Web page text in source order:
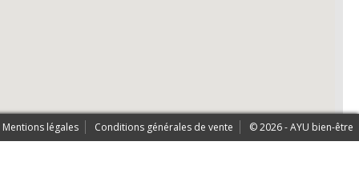
Mentions légales Conditions générales de vente © 2026 - AYU bien-être